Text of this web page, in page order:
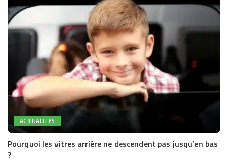
ACTUALITÉS
Pourquoi les vitres arrière ne descendent pas jusqu’en bas
?